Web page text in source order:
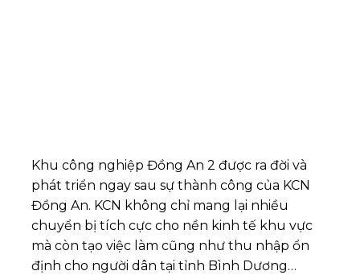
Khu công nghiệp Đồng An 2 được ra đời và
phát triển ngay sau sự thành công của KCN
Đồng An. KCN không chỉ mang lại nhiều
chuyển bị tích cực cho nền kinh tế khu vực
mà còn tạo việc làm cũng như thu nhập ổn
định cho người dân tại tỉnh Bình Dương…